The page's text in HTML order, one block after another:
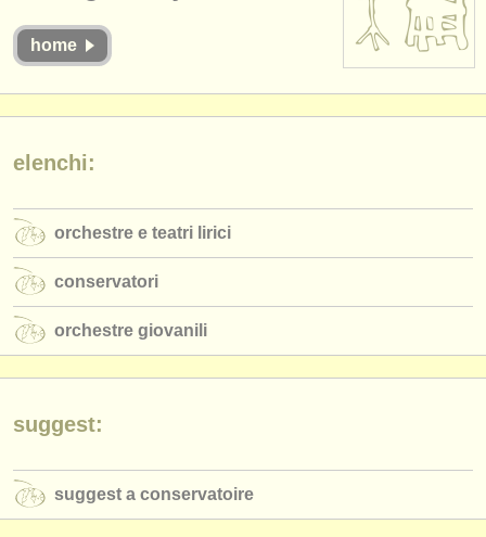
concorsi/
strumenti rubati
elenchi:
conservatori
orchestre giovanili
musicalchairs:
contattaci
notizie di musica classica
home
elenchi:
orchestre e teatri lirici
conservatori
orchestre giovanili
suggest:
suggest a conservatoire